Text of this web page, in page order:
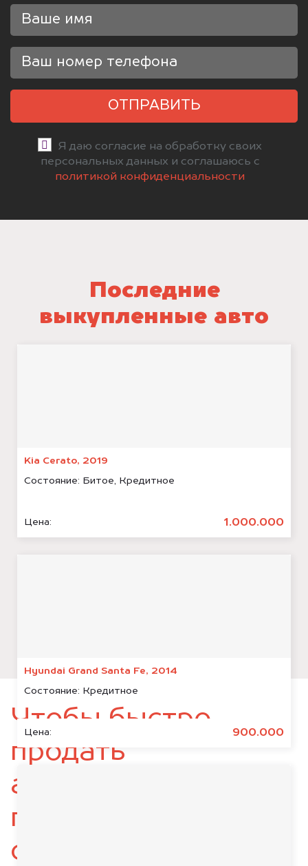
ОТПРАВИТЬ
Я даю согласие на обработку своих
персональных данных и соглашаюсь с
политикой конфиденциальности
Последние
выкупленные авто
Kia Cerato, 2019
Состояние: Битое, Кредитное
Цена: 1.000.000
Hyundai Grand Santa Fe, 2014
Состояние: Кредитное
Цена: 900.000
Чтобы быстро
продать
автомобиль,
подготовьте
следующие